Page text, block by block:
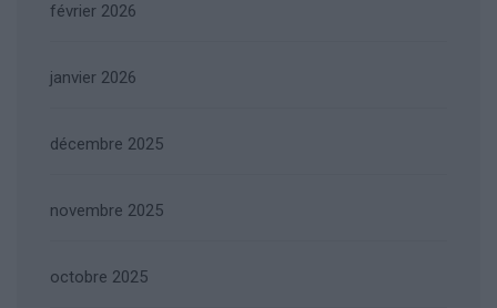
février 2026
janvier 2026
décembre 2025
novembre 2025
octobre 2025